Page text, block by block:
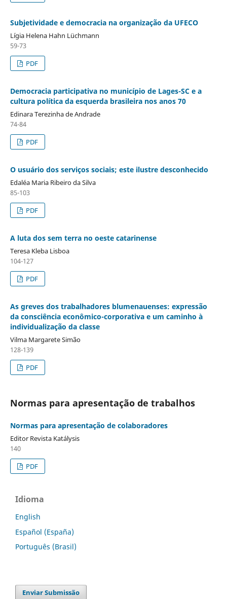
Subjetividade e democracia na organização da UFECO
Lígia Helena Hahn Lüchmann
59-73
PDF
Democracia participativa no município de Lages-SC e a
cultura política da esquerda brasileira nos anos 70
Edinara Terezinha de Andrade
74-84
PDF
O usuário dos serviços sociais; este ilustre desconhecido
Edaléa Maria Ribeiro da Silva
85-103
PDF
A luta dos sem terra no oeste catarinense
Teresa Kleba Lisboa
104-127
PDF
As greves dos trabalhadores blumenauenses: expressão
da consciência econômico-corporativa e um caminho à
individualização da classe
Vilma Margarete Simão
128-139
PDF
Normas para apresentação de trabalhos
Normas para apresentação de colaboradores
Editor Revista Katálysis
140
PDF
Idioma
English
Español (España)
Português (Brasil)
Enviar Submissão